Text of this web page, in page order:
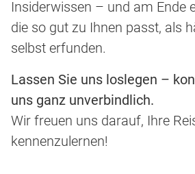
Insiderwissen – und am Ende
die so gut zu Ihnen passt, als
selbst erfunden.
Lassen Sie uns loslegen –
uns ganz unverbindlich.
Wir freuen uns darauf, Ihre
kennenzulernen!